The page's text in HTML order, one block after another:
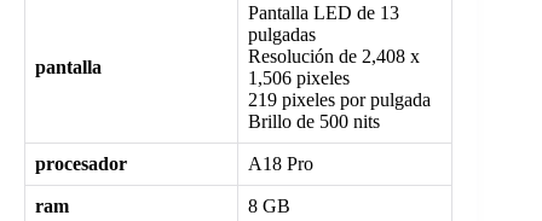
pantalla
Pantalla LED de 13
pulgadas
Resolución de 2,408 x
1,506 pixeles
219 pixeles por pulgada
Brillo de 500 nits
procesador A18 Pro
ram 8 GB